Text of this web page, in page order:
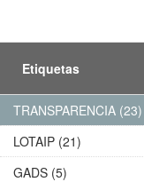
Etiquetas
TRANSPARENCIA (23)
LOTAIP (21)
GADS (5)